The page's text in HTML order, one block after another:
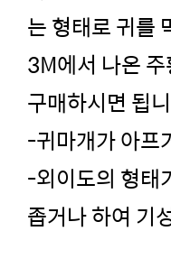
는 형태로 귀를
3M에서 나온
구매하시면 됩
-귀마개가 아프
-외이도의 형태
좁거나 하여 기